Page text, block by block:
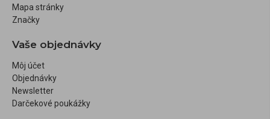
Mapa stránky
Značky
Vaše objednávky
Môj účet
Objednávky
Newsletter
Darčekové poukážky